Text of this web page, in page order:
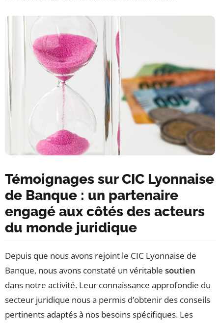
Témoignages sur CIC Lyonnaise
de Banque : un partenaire
engagé aux côtés des acteurs
du monde juridique
Depuis que nous avons rejoint le CIC Lyonnaise de
Banque, nous avons constaté un véritable soutien
dans notre activité. Leur connaissance approfondie du
secteur juridique nous a permis d’obtenir des conseils
pertinents adaptés à nos besoins spécifiques. Les